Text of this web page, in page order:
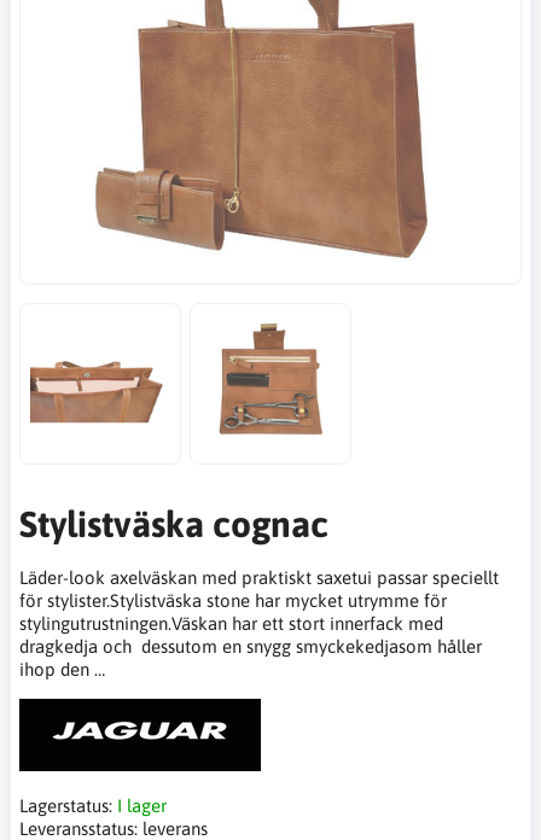
Stylistväska cognac
Läder-look axelväskan med praktiskt saxetui passar speciellt
för stylister.Stylistväska stone har mycket utrymme för
stylingutrustningen.Väskan har ett stort innerfack med
dragkedja och dessutom en snygg smyckekedjasom håller
ihop den …
Lagerstatus: I lager
Leveransstatus: leverans